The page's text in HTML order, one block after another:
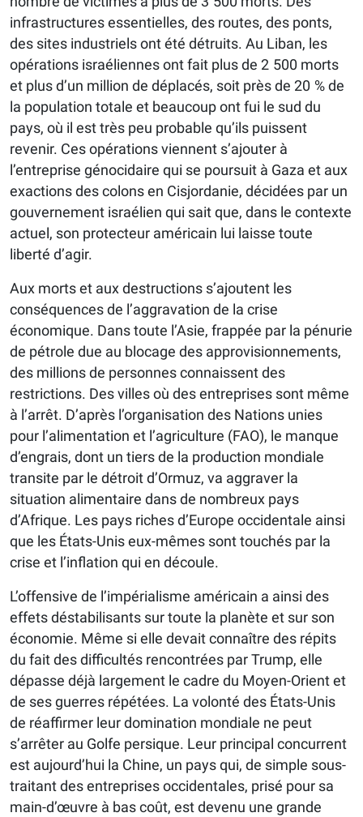
infrastructures essentielles, des routes, des ponts,
des sites industriels ont été détruits. Au Liban, les
opérations israéliennes ont fait plus de 2 500 morts
et plus d’un million de déplacés, soit près de 20 % de
la population totale et beaucoup ont fui le sud du
pays, où il est très peu probable qu’ils puissent
revenir. Ces opérations viennent s’ajouter à
l’entreprise génocidaire qui se poursuit à Gaza et aux
exactions des colons en Cisjordanie, décidées par un
gouvernement israélien qui sait que, dans le contexte
actuel, son protecteur américain lui laisse toute
liberté d’agir.
Aux morts et aux destructions s’ajoutent les
conséquences de l’aggravation de la crise
économique. Dans toute l’Asie, frappée par la pénurie
de pétrole due au blocage des approvisionnements,
des millions de personnes connaissent des
restrictions. Des villes où des entreprises sont même
à l’arrêt. D’après l’organisation des Nations unies
pour l’alimentation et l’agriculture (FAO), le manque
d’engrais, dont un tiers de la production mondiale
transite par le détroit d’Ormuz, va aggraver la
situation alimentaire dans de nombreux pays
d’Afrique. Les pays riches d’Europe occidentale ainsi
que les États-Unis eux-mêmes sont touchés par la
crise et l’inflation qui en découle.
L’offensive de l’impérialisme américain a ainsi des
effets déstabilisants sur toute la planète et sur son
économie. Même si elle devait connaître des répits
du fait des difficultés rencontrées par Trump, elle
dépasse déjà largement le cadre du Moyen-Orient et
de ses guerres répétées. La volonté des États-Unis
de réaffirmer leur domination mondiale ne peut
s’arrêter au Golfe persique. Leur principal concurrent
est aujourd’hui la Chine, un pays qui, de simple sous-
traitant des entreprises occidentales, prisé pour sa
main-d’œuvre à bas coût, est devenu une grande